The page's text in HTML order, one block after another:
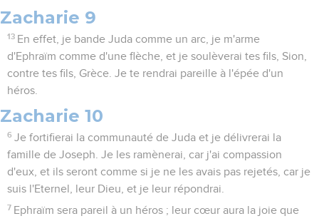
Zacharie 9
13 En effet, je bande Juda comme un arc, je m'arme
d'Ephraïm comme d'une flèche, et je soulèverai tes fils, Sion,
contre tes fils, Grèce. Je te rendrai pareille à l'épée d'un
héros.
Zacharie 10
6 Je fortifierai la communauté de Juda et je délivrerai la
famille de Joseph. Je les ramènerai, car j'ai compassion
d'eux, et ils seront comme si je ne les avais pas rejetés, car je
suis l'Eternel, leur Dieu, et je leur répondrai.
7 Ephraïm sera pareil à un héros ; leur cœur aura la joie que